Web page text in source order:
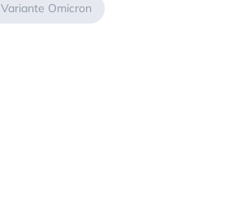
Variante Omicron